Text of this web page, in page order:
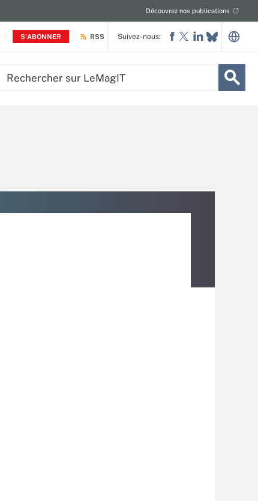
S'ABONNER
Découvrez nos publications
RSS Suivez-nous: